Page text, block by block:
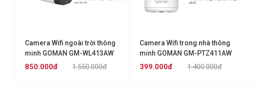
Camera Wifi ngoài trời thông
minh GOMAN GM-WL413AW
1.550.000đ
850.000đ
Camera Wifi trong nhà thông
minh GOMAN GM-PTZ411AW
1.400.000đ
399.000đ